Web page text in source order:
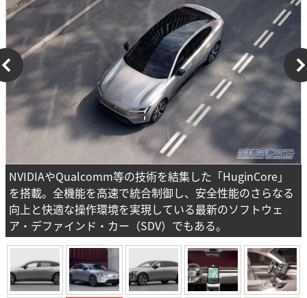
NVIDIAやQualcomm等の技術を結集した「HuginCore」
を搭載。全機能を高速で統合制御し、安全性能のさらなる
向上と快適な操作環境を実現している最新のソフトウェ
ア・デファインド・カー（SDV）でもある。